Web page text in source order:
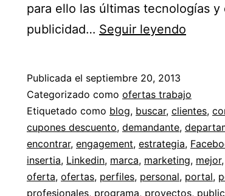
para ello las últimas tecnologías
publicidad… Seguir leyendo
Publicada el septiembre 20, 2013
Categorizado como ofertas trabajo
Etiquetado como blog, buscar, clientes,
cupones descuento, demandante,
encontrar, engagement, estrategia,
insertia, Linkedin, marca, marketing, mejor,
oferta, ofertas, perfiles, personal, portal,
profesionales, programa, proyectos,